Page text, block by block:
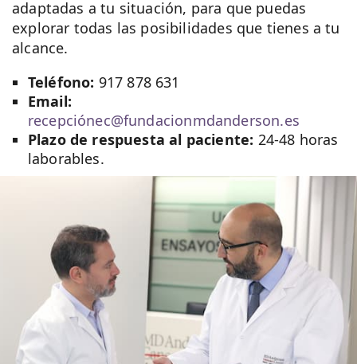
adaptadas a tu situación, para que puedas
explorar todas las posibilidades que tienes a tu
alcance.
Teléfono: 917 878 631
Email:
recepciónec@fundacionmdanderson.es
Plazo de respuesta al paciente: 24-48 horas
laborables.